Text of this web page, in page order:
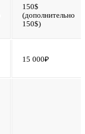
150$
(дополнительно
150$)
15 000₽